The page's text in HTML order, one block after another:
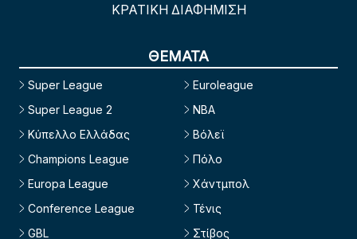
ΚΡΑΤΙΚΗ ΔΙΑΦΗΜΙΣΗ
ΘΕΜΑΤΑ
Super League
Super League 2
Κύπελλο Ελλάδας
Champions League
Europa League
Conference League
GBL
Euroleague
NBA
Βόλεϊ
Πόλο
Χάντμπολ
Τένις
Στίβος